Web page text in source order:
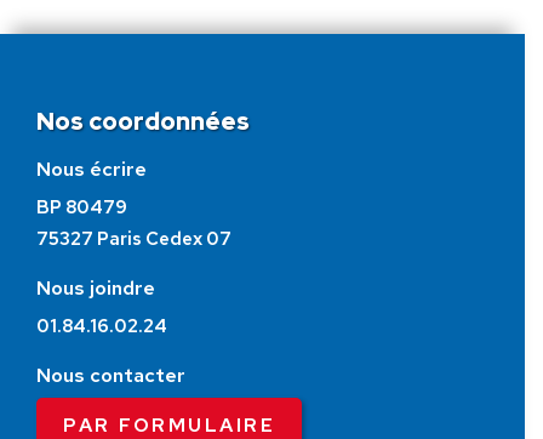
Nos coordonnées
Nous écrire
BP 80479
75327 Paris Cedex 07
Nous joindre
01.84.16.02.24
Nous contacter
PAR FORMULAIRE